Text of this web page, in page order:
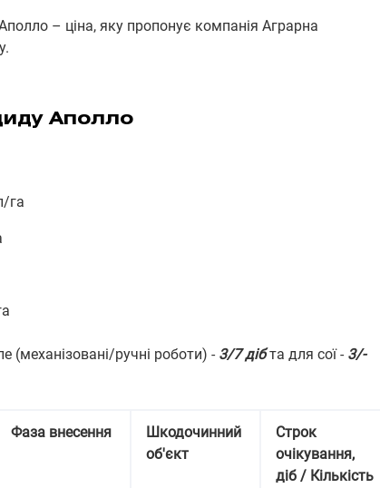
– ціна, яку пропонує компанія Аграрна
Аполло
га
(механізовані/ручні роботи) - 3/7 дібта для сої - 3/-
Фаза внесення
Шкодочинний
об'єкт
Строк
очікування,
діб / Кількість